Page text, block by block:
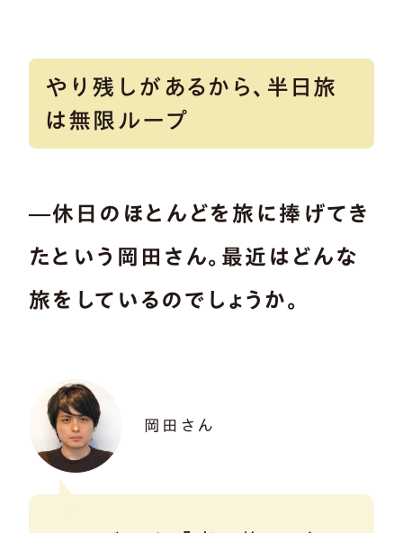
やり残しがあるから、半日旅
は無限ループ
―休日のほとんどを旅に捧げてき
たという岡田さん。最近はどんな
旅をしているのでしょうか。
岡田さん